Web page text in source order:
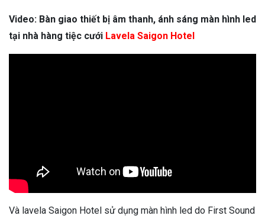
Video: Bàn giao thiết bị âm thanh, ánh sáng màn hình led
tại nhà hàng tiệc cưới Lavela Saigon Hotel
Và lavela Saigon Hotel sử dụng màn hình led do First Sound